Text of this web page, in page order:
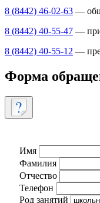
8 (8442) 46-02-63 —
8 (8442) 40-55-47 —
8 (8442) 40-55-12 —
Форма
Имя
Фамилия
Отчество
Телефон
Род занятий